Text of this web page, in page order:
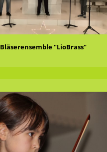
Bläserensemble "LioBrass"